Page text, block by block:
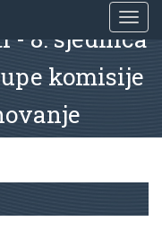
- 8. sjednica
komisije